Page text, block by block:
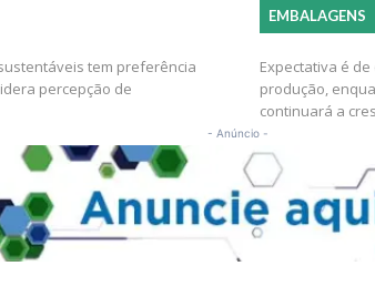
tem preferência
percepção de
EMBALAGENS
Expectativa é
produção,
continuará a
- Anúncio -